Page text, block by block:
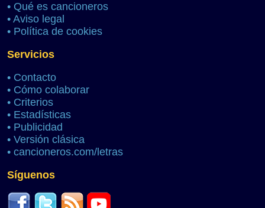
• Qué es cancioneros
• Aviso legal
• Política de cookies
Servicios
• Contacto
• Cómo colaborar
• Criterios
• Estadísticas
• Publicidad
• Versión clásica
• cancioneros.com/letras
Síguenos